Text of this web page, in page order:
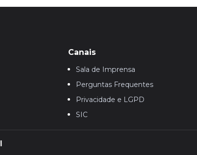
Canais
Sala de Imprensa
Perguntas Frequentes
Privacidade e LGPD
SIC